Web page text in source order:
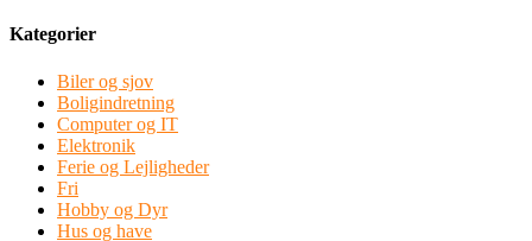
Kategorier
Biler og sjov
Boligindretning
Computer og IT
Elektronik
Ferie og Lejligheder
Fri
Hobby og Dyr
Hus og have